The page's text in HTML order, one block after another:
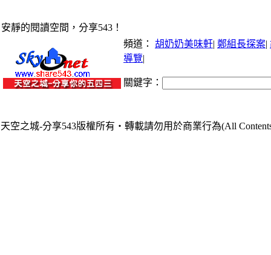
安靜的閱讀空間，分享543！
頻道： 胡奶奶美味軒| 鄭組長探案|
導覽|
關鍵字：
天空之城-分享543版權所有‧轉載請勿用於商業行為(All Contents